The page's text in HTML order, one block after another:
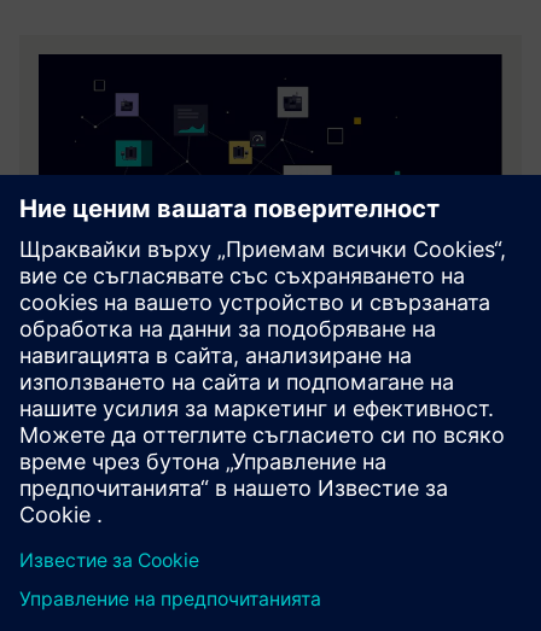
SINUMERIK Машинен компас
Разберете кои машини с SINUMERIK CNC ще бъдат
изложени на изложението.
Открийте света на машините SINUMERIK